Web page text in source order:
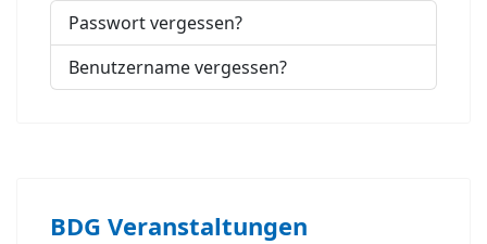
Passwort vergessen?
Benutzername vergessen?
BDG Veranstaltungen